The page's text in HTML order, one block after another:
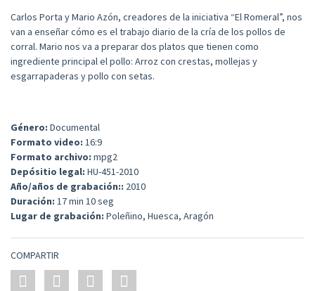
Carlos Porta y Mario Azón, creadores de la iniciativa “El Romeral”, nos
van a enseñar cómo es el trabajo diario de la cría de los pollos de
corral. Mario nos va a preparar dos platos que tienen como
ingrediente principal el pollo: Arroz con crestas, mollejas y
esgarrapaderas y pollo con setas.
Género: Documental
Formato video: 16:9
Formato archivo: mpg2
Depósitio legal: HU-451-2010
Año/años de grabación:: 2010
Duración: 17 min 10 seg
Lugar de grabación: Poleñino, Huesca, Aragón
COMPARTIR